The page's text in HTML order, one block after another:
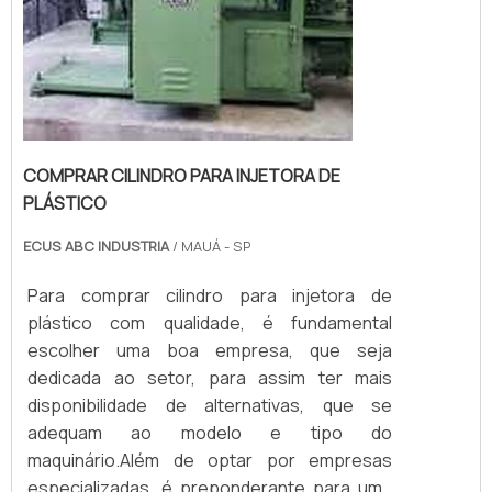
COMPRAR CILINDRO PARA INJETORA DE
PLÁSTICO
ECUS ABC INDUSTRIA / MAUÁ - SP
Para comprar cilindro para injetora de
plástico com qualidade, é fundamental
escolher uma boa empresa, que seja
dedicada ao setor, para assim ter mais
disponibilidade de alternativas, que se
adequam ao modelo e tipo do
maquinário.Além de optar por empresas
especializadas, é preponderante para uma